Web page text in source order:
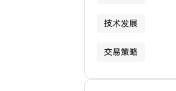
技术发展
交易策略